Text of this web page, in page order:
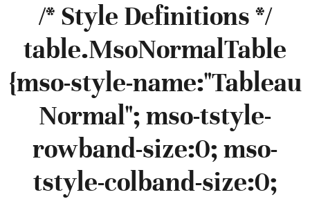
/* Style Definitions */
table.MsoNormalTable
{mso-style-name:"Tableau
Normal"; mso-tstyle-
rowband-size:0; mso-
tstyle-colband-size:0;